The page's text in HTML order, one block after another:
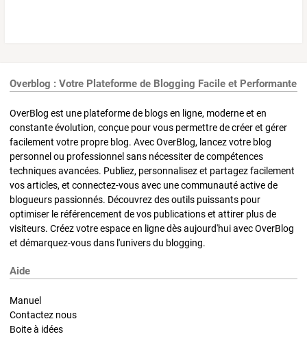
Overblog : Votre Plateforme de Blogging Facile et Performante
OverBlog est une plateforme de blogs en ligne, moderne et en
constante évolution, conçue pour vous permettre de créer et gérer
facilement votre propre blog. Avec OverBlog, lancez votre blog
personnel ou professionnel sans nécessiter de compétences
techniques avancées. Publiez, personnalisez et partagez facilement
vos articles, et connectez-vous avec une communauté active de
blogueurs passionnés. Découvrez des outils puissants pour
optimiser le référencement de vos publications et attirer plus de
visiteurs. Créez votre espace en ligne dès aujourd'hui avec OverBlog
et démarquez-vous dans l'univers du blogging.
Aide
Manuel
Contactez nous
Boite à idées